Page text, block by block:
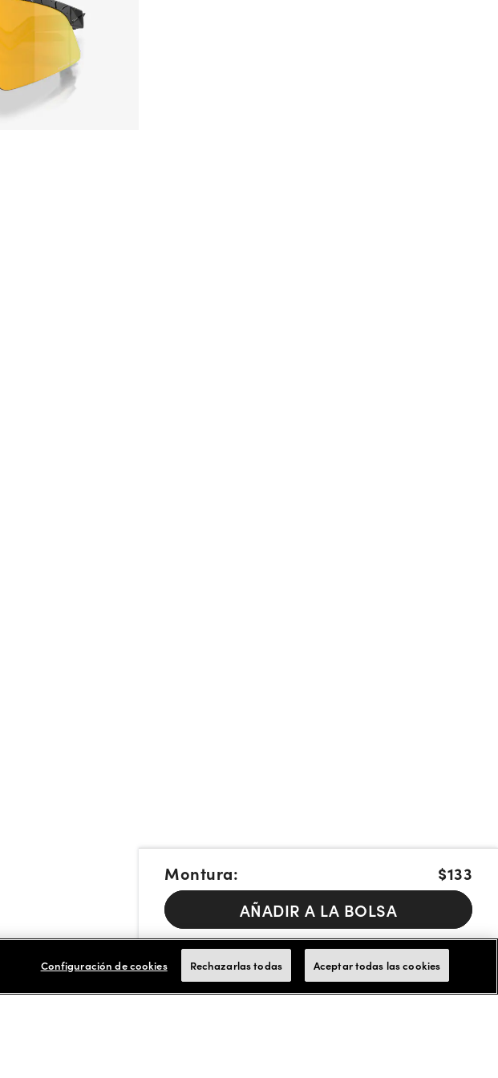
Montura:
$133
AÑADIR A LA BOLSA
Pague en cuotas con Affirm, Cash App Afterpay or KlarnaMás
Aceptamos tarjetas de FSA/HSA para los pagos
Configuración de cookies Rechazarlas todas Aceptar todas las cookies